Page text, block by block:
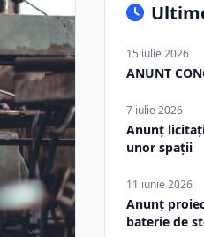
15 iulie 2026
ANUNT
7 iulie 2026
Anunț
unor spații
11 iunie 2026
Anunț
baterie de